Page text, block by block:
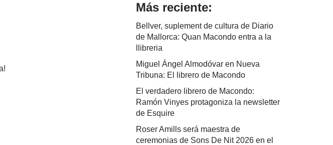
Más reciente:
Bellver, suplement de cultura de Diario
de Mallorca: Quan Macondo entra a la
llibreria
Miguel Ángel Almodóvar en Nueva
Tribuna: El librero de Macondo
El verdadero librero de Macondo:
Ramón Vinyes protagoniza la newsletter
de Esquire
Roser Amills será maestra de
ceremonias de Sons De Nit 2026 en el